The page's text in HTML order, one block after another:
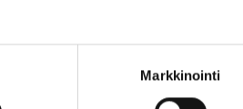
Markkinointi